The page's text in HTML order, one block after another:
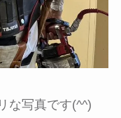
な写真です(^^)